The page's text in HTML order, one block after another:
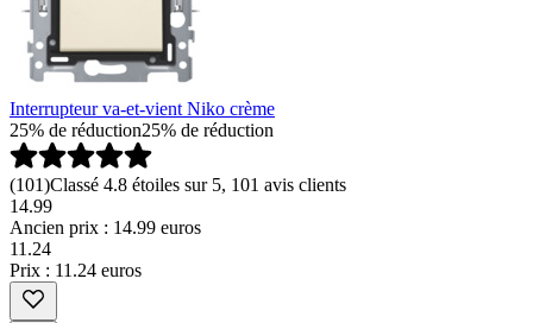
Interrupteur va-et-vient Niko crème
25% de réduction25% de réduction
(101)Classé 4.8 étoiles sur 5, 101 avis clients
14.99
Ancien prix : 14.99 euros
11.24
Prix : 11.24 euros